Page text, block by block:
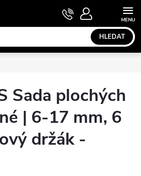
HLEDAT
NÁKUPNÍ
KOŠÍK
Sada plochých
| 6-17 mm, 6
držák -